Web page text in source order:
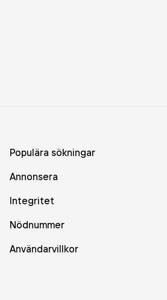
Populära sökningar
Annonsera
Integritet
Nödnummer
Användarvillkor